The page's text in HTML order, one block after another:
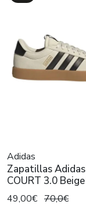
Adidas
Zapatillas
COURT 3.0
49,00€ 70,0€